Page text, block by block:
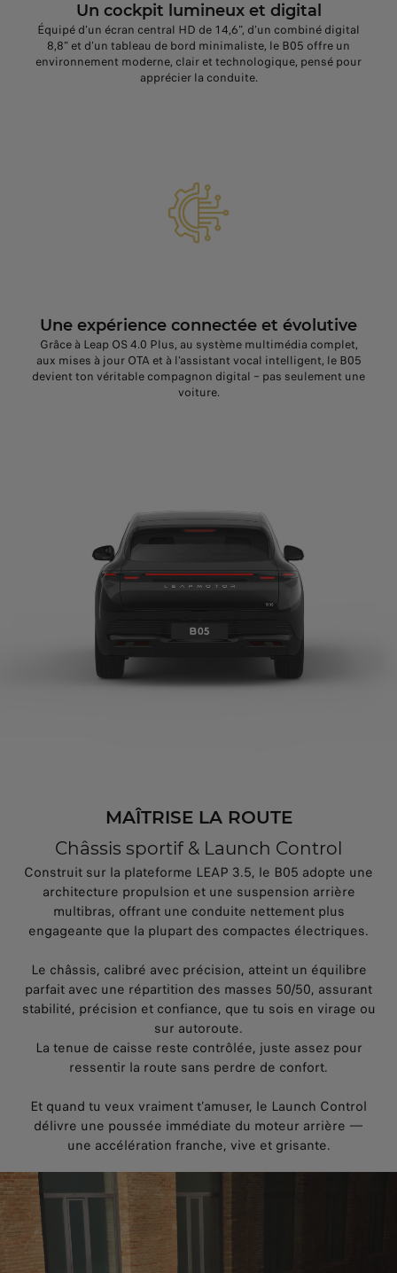
Un cockpit lumineux et digital
Équipé d’un écran central HD de 14,6", d’un combiné digital
8,8" et d’un tableau de bord minimaliste, le B05 offre un
environnement moderne, clair et technologique, pensé pour
apprécier la conduite.
Une expérience connectée et évolutive
Grâce à Leap OS 4.0 Plus, au système multimédia complet,
aux mises à jour OTA et à l’assistant vocal intelligent, le B05
devient ton véritable compagnon digital – pas seulement une
voiture.
MAÎTRISE LA ROUTE
Châssis sportif & Launch Control
Construit sur la plateforme LEAP 3.5, le B05 adopte une
architecture propulsion et une suspension arrière
multibras, offrant une conduite nettement plus
engageante que la plupart des compactes électriques.
Le châssis, calibré avec précision, atteint un équilibre
parfait avec une répartition des masses 50/50, assurant
stabilité, précision et confiance, que tu sois en virage ou
sur autoroute.
La tenue de caisse reste contrôlée, juste assez pour
ressentir la route sans perdre de confort.
Et quand tu veux vraiment t’amuser, le Launch Control
délivre une poussée immédiate du moteur arrière —
une accélération franche, vive et grisante.